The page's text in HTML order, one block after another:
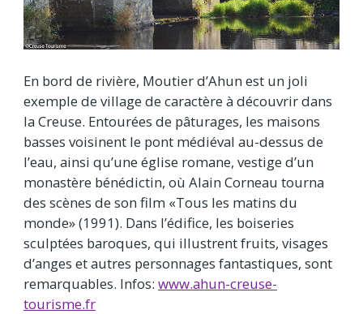
En bord de rivière, Moutier d’Ahun est un joli
exemple de village de caractère à découvrir dans
la Creuse. Entourées de pâturages, les maisons
basses voisinent le pont médiéval au-dessus de
l’eau, ainsi qu’une église romane, vestige d’un
monastère bénédictin, où Alain Corneau tourna
des scènes de son film «Tous les matins du
monde» (1991). Dans l’édifice, les boiseries
sculptées baroques, qui illustrent fruits, visages
d’anges et autres personnages fantastiques, sont
remarquables. Infos: www.ahun-creuse-
tourisme.fr